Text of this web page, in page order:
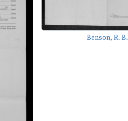
Benson, R. B.